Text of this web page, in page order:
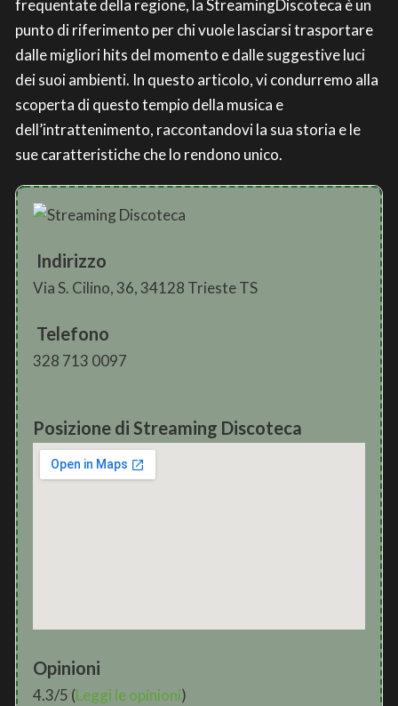
frequentate della regione, la StreamingDiscoteca è un
punto di riferimento per chi vuole lasciarsi trasportare
dalle migliori hits del momento e dalle suggestive luci
dei suoi ambienti. In questo articolo, vi condurremo alla
scoperta di questo tempio della musica e
dell’intrattenimento, raccontandovi la sua storia e le
sue caratteristiche che lo rendono unico.
Indirizzo
Via S. Cilino, 36, 34128 Trieste TS
Telefono
328 713 0097
Posizione di Streaming Discoteca
Opinioni
4.3/5 (Leggi le opinioni)